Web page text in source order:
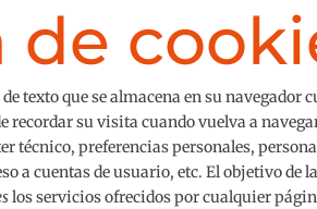
de
texto que se almacena en su
recordar su visita cuando vuelva a
técnico, preferencias personales,
a cuentas de usuario, etc. El objetivo de
los servicios ofrecidos por cualquier